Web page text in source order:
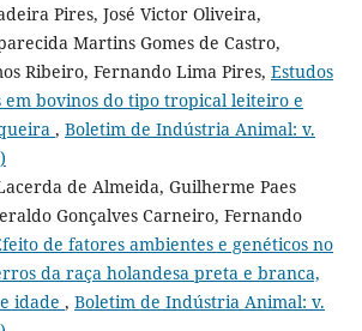
Pires, José Victor Oliveira,
Martins Gomes de Castro,
Ribeiro, Fernando Lima Pires, Estudos
em bovinos do tipo tropical leiteiro e
, Boletim de Indústria Animal: v.
de Almeida, Guilherme Paes
Gonçalves Carneiro, Fernando
de fatores ambientes e genéticos no
da raça holandesa preta e branca,
idade , Boletim de Indústria Animal: v.